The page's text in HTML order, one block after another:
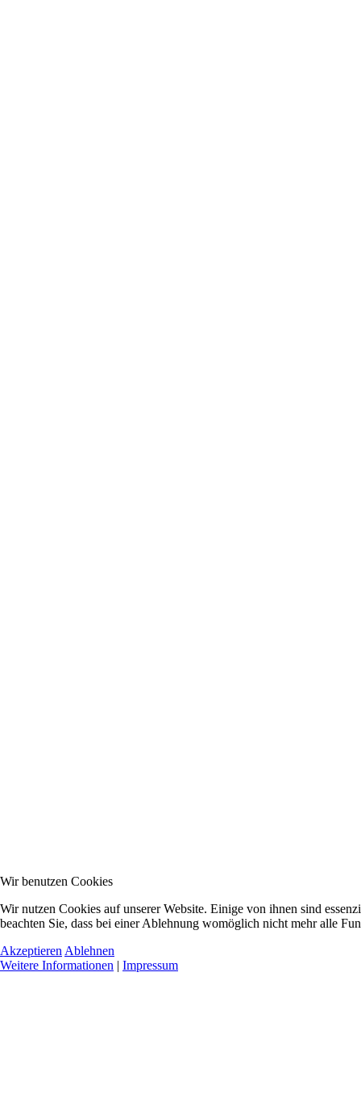
Wir benutzen Cookies
Wir nutzen Cookies auf unserer Website. Einige von ihnen sind
beachten Sie, dass bei einer Ablehnung womöglich nicht mehr alle
Akzeptieren Ablehnen
Weitere Informationen | Impressum